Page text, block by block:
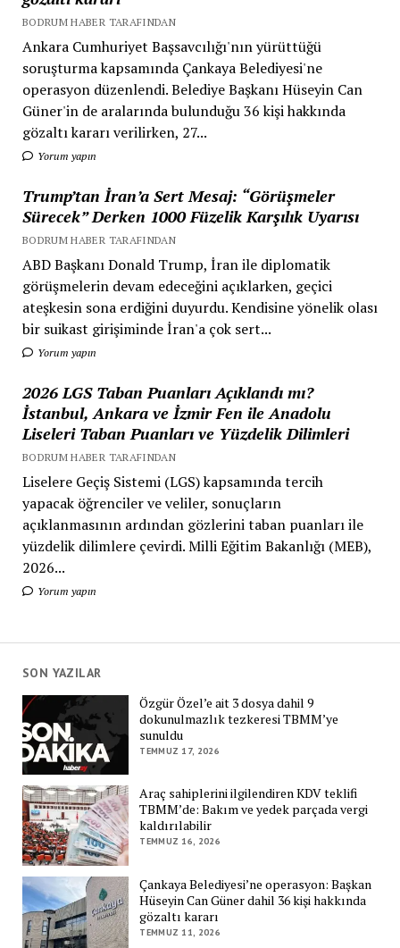
BODRUM HABER TARAFINDAN
Ankara Cumhuriyet Başsavcılığı'nın yürüttüğü
soruşturma kapsamında Çankaya Belediyesi'ne
operasyon düzenlendi. Belediye Başkanı Hüseyin Can
Güner'in de aralarında bulunduğu 36 kişi hakkında
gözaltı kararı verilirken, 27...
Yorum yapın
Trump’tan İran’a Sert Mesaj: “Görüşmeler
Sürecek” Derken 1000 Füzelik Karşılık Uyarısı
BODRUM HABER TARAFINDAN
ABD Başkanı Donald Trump, İran ile diplomatik
görüşmelerin devam edeceğini açıklarken, geçici
ateşkesin sona erdiğini duyurdu. Kendisine yönelik olası
bir suikast girişiminde İran'a çok sert...
Yorum yapın
2026 LGS Taban Puanları Açıklandı mı?
İstanbul, Ankara ve İzmir Fen ile Anadolu
Liseleri Taban Puanları ve Yüzdelik Dilimleri
BODRUM HABER TARAFINDAN
Liselere Geçiş Sistemi (LGS) kapsamında tercih
yapacak öğrenciler ve veliler, sonuçların
açıklanmasının ardından gözlerini taban puanları ile
yüzdelik dilimlere çevirdi. Milli Eğitim Bakanlığı (MEB),
2026...
Yorum yapın
SON YAZILAR
Özgür Özel’e ait 3 dosya dahil 9
dokunulmazlık tezkeresi TBMM’ye
sunuldu
TEMMUZ 17, 2026
Araç sahiplerini ilgilendiren KDV teklifi
TBMM’de: Bakım ve yedek parçada vergi
kaldırılabilir
TEMMUZ 16, 2026
Çankaya Belediyesi’ne operasyon: Başkan
Hüseyin Can Güner dahil 36 kişi hakkında
gözaltı kararı
TEMMUZ 11, 2026